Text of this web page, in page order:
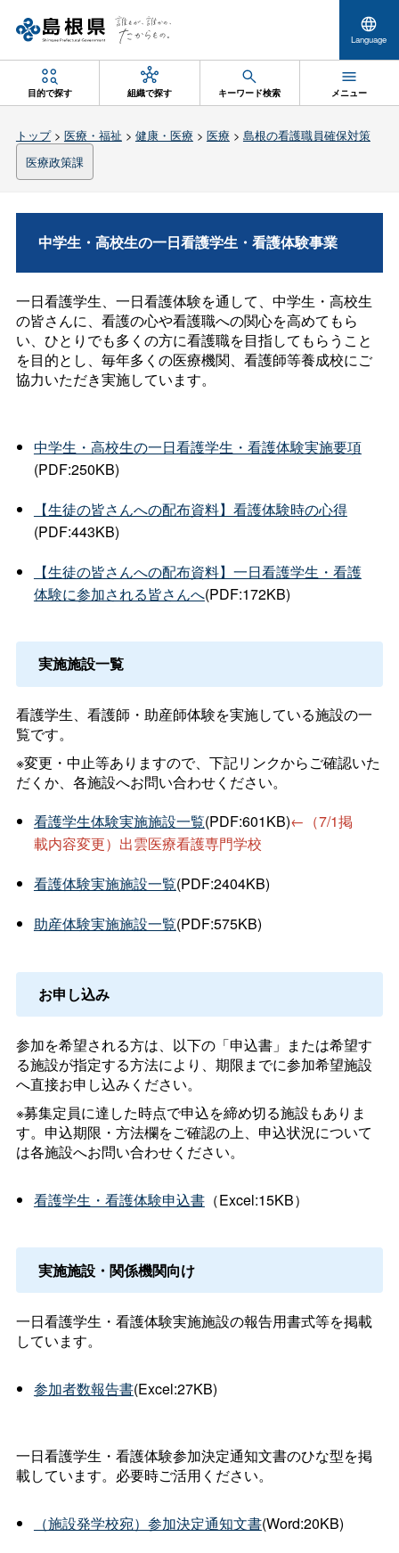
Language
目的で探す 組織で探す キーワード検索 メニュー
トップ> 医療・福祉 > 健康・医療 > 医療 > 島根の看護職員確保対策
医療政策課
中学生・高校生の一日看護学生・看護体験事業
一日看護学生、一日看護体験を通して、中学生・高校生
の皆さんに、看護の心や看護職への関心を高めてもら
い、ひとりでも多くの方に看護職を目指してもらうこと
を目的とし、毎年多くの医療機関、看護師等養成校にご
協力いただき実施しています。
中学生・高校生の一日看護学生・看護体験実施要項
(PDF:250KB)
【生徒の皆さんへの配布資料】看護体験時の心得
(PDF:443KB)
【生徒の皆さんへの配布資料】一日看護学生・看護
体験に参加される皆さんへ(PDF:172KB)
実施施設一覧
看護学生、看護師・助産師体験を実施している施設の一
覧です。
※変更・中止等ありますので、下記リンクからご確認いた
だくか、各施設へお問い合わせください。
看護学生体験実施施設一覧(PDF:601KB)←（7/1掲
載内容変更）出雲医療看護専門学校
看護体験実施施設一覧(PDF:2404KB)
助産体験実施施設一覧(PDF:575KB)
お申し込み
参加を希望される方は、以下の「申込書」または希望す
る施設が指定する方法により、期限までに参加希望施設
へ直接お申し込みください。
※募集定員に達した時点で申込を締め切る施設もありま
す。申込期限・方法欄をご確認の上、申込状況について
は各施設へお問い合わせください。
看護学生・看護体験申込書（Excel:15KB）
実施施設・関係機関向け
一日看護学生・看護体験実施施設の報告用書式等を掲載
しています。
参加者数報告書(Excel:27KB)
一日看護学生・看護体験参加決定通知文書のひな型を掲
載しています。必要時ご活用ください。
（施設発学校宛）参加決定通知文書(Word:20KB)